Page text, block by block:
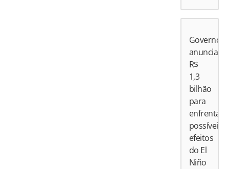
Governo
anuncia
R$
1,3
bilhão
para
enfrentar
possíveis
efeitos
do El
Niño